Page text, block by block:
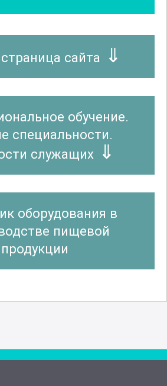
сайта
обучение.
специальности.
служащих
оборудования в
пищевой
продукции